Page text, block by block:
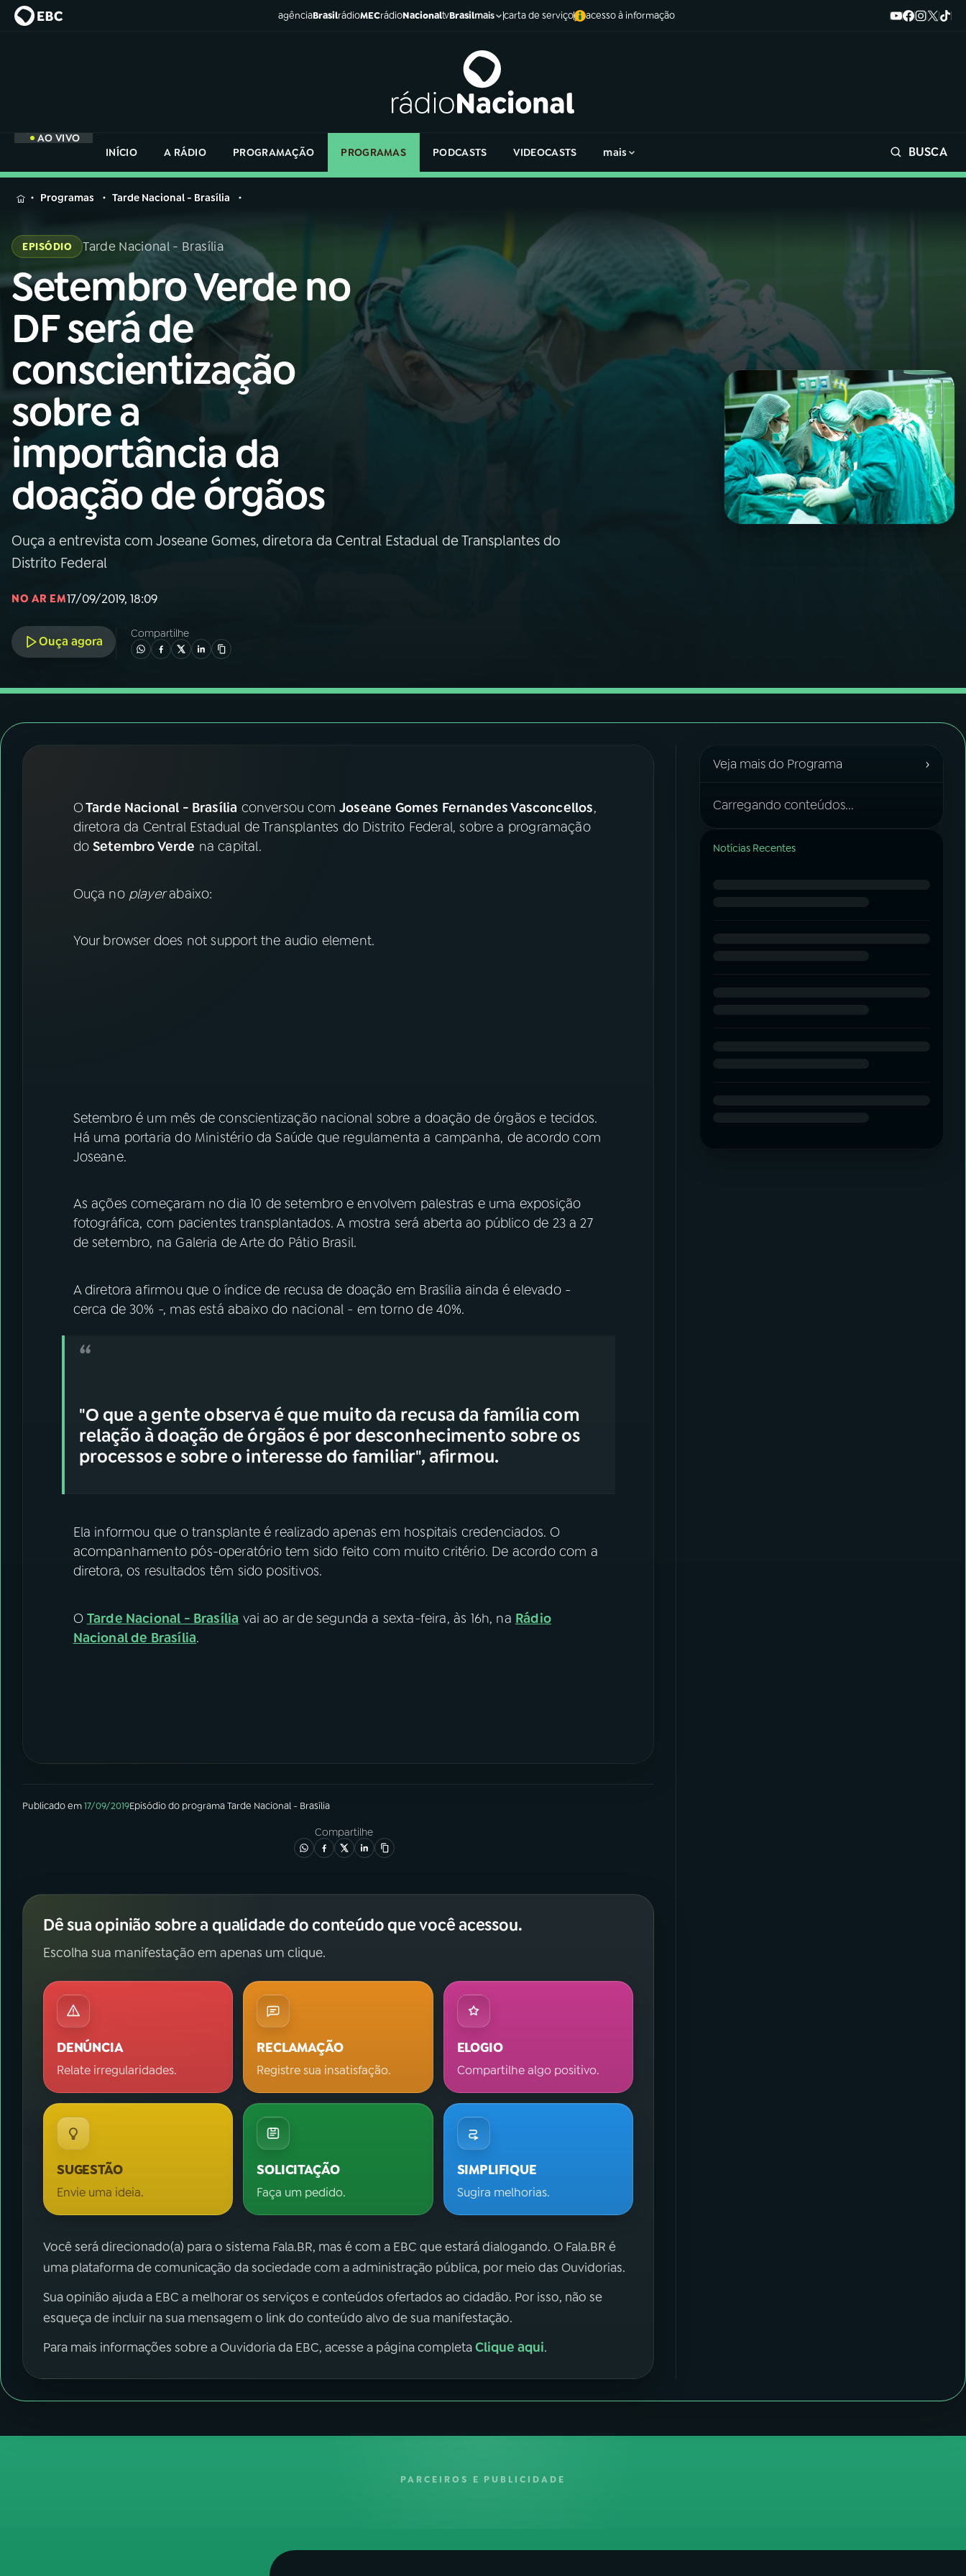
agênciaBrasilrádioMECrádioNacionaltvBrasilmais carta de serviço acesso à informação
AO VIVO
INÍCIO
A RÁDIO PROGRAMAÇÃO PROGRAMAS PODCASTS VIDEOCASTS mais BUSCA
MENU
Buscar
na
Rádio
Nacional
Buscar
AO VIVO
01 INÍCIO
02 A RÁDIO
03 PROGRAMAÇÃO
04PROGRAMAS
06VIDEOCASTS
07ÚLTIMAS
08FESTIVAL DE MÚSICA
Instagram
na
Rádio
Programas Tarde Nacional - Brasília
EPISÓDIO Tarde Nacional - Brasília
Setembro Verde no
DF será de
conscientização
sobre a
importância da
doação de órgãos
Ouça a entrevista com Joseane Gomes, diretora da Central Estadual de Transplantes do
Distrito Federal
NO AR EM17/09/2019, 18:09
Ouça agora
Compartilhe
OTarde Nacional - Brasília conversou comJoseane Gomes Fernandes Vasconcellos,
diretora da Central Estadual de Transplantes do Distrito Federal, sobre a programação
doSetembro Verde na capital.
Ouça no playerabaixo:
Your browser does not support the audio element.
Setembro é um mês de conscientização nacional sobre a doação de órgãos e tecidos.
Há uma portaria do Ministério da Saúde que regulamenta a campanha, de acordo com
Joseane.
As ações começaram no dia 10 de setembro e envolvem palestras e uma exposição
fotográfica, com pacientes transplantados. A mostra será aberta ao público de 23 a 27
de setembro, na Galeria de Arte do Pátio Brasil.
A diretora afirmou que o índice de recusa de doação em Brasília ainda é elevado -
cerca de 30% -, mas está abaixo do nacional - em torno de 40%.
"O que a gente observa é que muito da recusa da família com
relação à doação de órgãos é por desconhecimento sobre os
processos e sobre o interesse do familiar", afirmou.
Ela informou que o transplante é realizado apenas em hospitais credenciados. O
acompanhamento pós-operatório tem sido feito com muito critério. De acordo com a
diretora, os resultados têm sido positivos.
O Tarde Nacional - Brasília vai ao ar de segunda a sexta-feira, às 16h, na Rádio
Nacional de Brasília.
Publicado em17/09/2019Episódiodo programaTarde Nacional - Brasília
Compartilhe
Dê sua opinião sobre a qualidade do conteúdo que você acessou.
Escolha sua manifestação em apenas um clique.
DENÚNCIA
Relate irregularidades.
RECLAMAÇÃO
Registre sua insatisfação.
ELOGIO
Compartilhe algo positivo.
SUGESTÃO
Envie uma ideia.
SOLICITAÇÃO
Faça um pedido.
SIMPLIFIQUE
Sugira melhorias.
Você será direcionado(a) para o sistema Fala.BR, mas é com a EBC que estará dialogando. O Fala.BR é
uma plataforma de comunicação da sociedade com a administração pública, por meio das Ouvidorias.
Sua opinião ajuda a EBC a melhorar os serviços e conteúdos ofertados ao cidadão. Por isso, não se
esqueça de incluir na sua mensagem o link do conteúdo alvo de sua manifestação.
Para mais informações sobre a Ouvidoria da EBC, acesse a página completaClique aqui.
Veja mais do Programa ›
Carregando conteúdos...
Notícias Recentes
PARCEIROS E PUBLICIDADE